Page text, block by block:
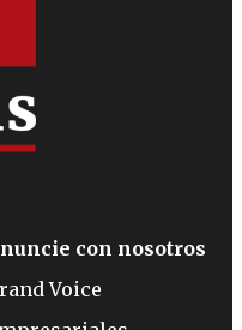
con nosotros
Voice